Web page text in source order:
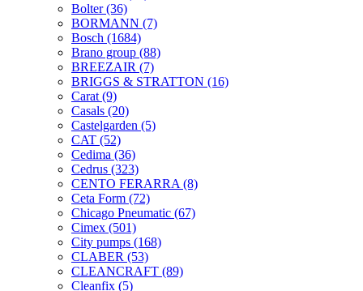
Bolter(36)
BORMANN (7)
Bosch (1684)
Brano group (88)
BREEZAIR (7)
BRIGGS & STRATTON (16)
Carat (9)
Casals (20)
Castelgarden (5)
CAT (52)
Cedima (36)
Cedrus (323)
CENTO FERARRA (8)
Ceta Form (72)
Chicago Pneumatic (67)
Cimex (501)
City pumps (168)
CLABER (53)
CLEANCRAFT (89)
Cleanfix (5)